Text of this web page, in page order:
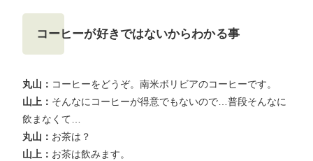
コーヒーが好きではないからわかる事
丸山： コーヒーをどうぞ。南米ボリビアのコーヒーです。
山上： そんなにコーヒーが得意でもないので…普段そんなに
飲まなくて…
丸山： お茶は？
山上： お茶は飲みます。